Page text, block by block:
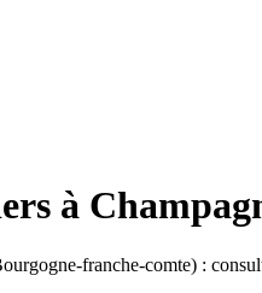
à
franche-comte) :